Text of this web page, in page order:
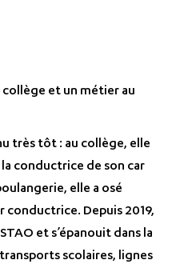
collège et un métier au
très tôt : au collège, elle
conductrice de son car
elle a osé
conductrice. Depuis 2019,
et s’épanouit dans la
scolaires, lignes